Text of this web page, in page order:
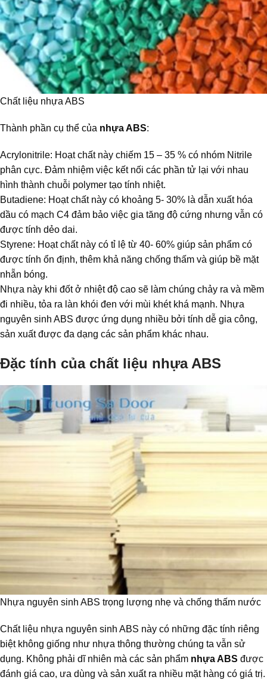
Chất liệu nhựa ABS
Thành phần cụ thể của nhựa ABS:
Acrylonitrile: Hoạt chất này chiếm 15 – 35 % có nhóm Nitrile
phân cực. Đảm nhiệm việc kết nối các phần tử lại với nhau
hình thành chuỗi polymer tạo tính nhiệt.
Butadiene: Hoạt chất này có khoảng 5- 30% là dẫn xuất hóa
dầu có mạch C4 đảm bảo việc gia tăng độ cứng nhưng vẫn có
được tính dẻo dai.
Styrene: Hoạt chất này có tỉ lệ từ 40- 60% giúp sản phẩm có
được tính ổn định, thêm khả năng chống thấm và giúp bề mặt
nhẵn bóng.
Nhựa này khi đốt ở nhiệt độ cao sẽ làm chúng chảy ra và mềm
đi nhiều, tỏa ra làn khói đen với mùi khét khá mạnh. Nhựa
nguyên sinh ABS được ứng dụng nhiều bởi tính dễ gia công,
sản xuất được đa dạng các sản phẩm khác nhau.
Đặc tính của chất liệu nhựa ABS
Nhựa nguyên sinh ABS trọng lượng nhẹ và chống thấm nước
Chất liệu nhựa nguyên sinh ABS này có những đặc tính riêng
biệt không giống như nhựa thông thường chúng ta vẫn sử
dụng. Không phải dĩ nhiên mà các sản phẩm nhựa ABS được
đánh giá cao, ưa dùng và sản xuất ra nhiều mặt hàng có giá trị.